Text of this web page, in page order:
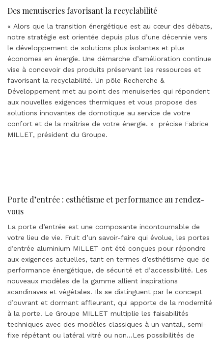
Des menuiseries favorisant la recyclabilité
« Alors que la transition énergétique est au cœur des débats,
notre stratégie est orientée depuis plus d’une décennie vers
le développement de solutions plus isolantes et plus
économes en énergie. Une démarche d’amélioration continue
vise à concevoir des produits préservant les ressources et
favorisant la recyclabilité. Un pôle Recherche &
Développement met au point des menuiseries qui répondent
aux nouvelles exigences thermiques et vous propose des
solutions innovantes de domotique au service de votre
confort et de la maîtrise de votre énergie. » précise Fabrice
MILLET, président du Groupe.
Porte d’entrée : esthétisme et performance au rendez-
vous
La porte d’entrée est une composante incontournable de
votre lieu de vie. Fruit d’un savoir-faire qui évolue, les portes
d’entrée aluminium MILLET ont été conçues pour répondre
aux exigences actuelles, tant en termes d’esthétisme que de
performance énergétique, de sécurité et d’accessibilité. Les
nouveaux modèles de la gamme allient inspirations
scandinaves et végétales. Ils se distinguent par le concept
d’ouvrant et dormant affleurant, qui apporte de la modernité
à la porte. Le Groupe MILLET multiplie les faisabilités
techniques avec des modèles classiques à un vantail, semi-
fixe répétant ou latéral vitré ou non…Les possibilités de